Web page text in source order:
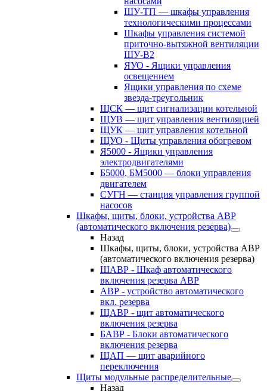
ШУ-ТП — шкафы управления
технологическими процессами
Шкафы управления системой
приточно-вытяжной вентиляции
ШУ-В2
ЯУО - Ящики управления
освещением
Ящики управления по схеме
звезда-треугольник
ЩСК — щит сигнализации котельной
ЩУВ — щит управления вентиляцией
ЩУК — щит управления котельной
ЩУО - Щиты управления обогревом
Я5000 - Ящики управления
электродвигателями
Б5000, БМ5000 — блоки управления
двигателем
СУГН — станция управления группой
насосов
Шкафы, щиты, блоки, устройства АВР
(автоматического включения резерва)
Назад
Шкафы, щиты, блоки, устройства АВР
(автоматического включения резерва)
ШАВР - Шкаф автоматического
включения резерва АВР
АВР - устройство автоматического
вкл. резерва
ЩАВР - щит автоматического
включения резерва
БАВР - Блоки автоматического
включения резерва
ЩАП — щит аварийного
переключения
Щиты модульные распределительные
Назад